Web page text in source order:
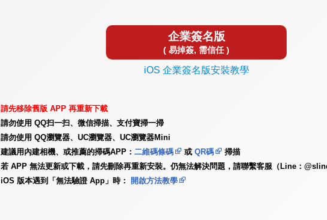
企業簽名版
( 易掉簽, 需信任 )
iOS 企業簽名版安裝教學
請先移除舊版 APP 再重新下載
請勿使用 QQ扫一扫、微信掃描、支付寶掃一掃
請勿使用 QQ瀏覽器、UC瀏覽器、UC瀏覽器Mini
建議用內建相機、或推薦的掃碼APP： 二維碼條碼 或 QR碼
掃描
若 APP 無法更新或下載，請先刪除再重新安裝。仍無法解決問題，請聯繫客服（Line：
iOS 版本遇到「無法驗證 App」時：
開啟方法教學